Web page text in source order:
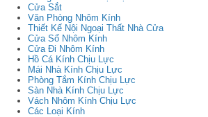
Cửa Sắt
Văn Phòng Nhôm Kính
Thiết Kế Nội Ngoại Thất Nhà Cửa
Cửa Sổ Nhôm Kính
Cửa Đi Nhôm Kính
Hồ Cá Kính Chịu Lực
Mái Nhà Kính Chịu Lực
Phòng Tắm Kính Chịu Lực
Sàn Nhà Kính Chịu Lực
Vách Nhôm Kính Chịu Lực
Các Loại Kính